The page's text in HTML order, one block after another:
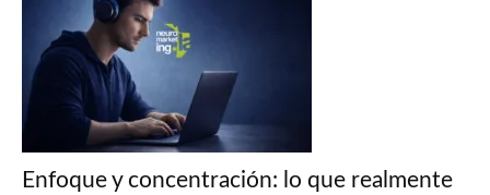
Enfoque y concentración: lo que realmente